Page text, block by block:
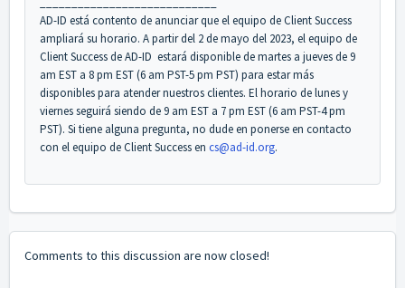
AD-ID está contento de anunciar que el equipo de Client Success
ampliará su horario. A partir del 2 de mayo del 2023, el equipo de
Client Success de AD-ID estará disponible de martes a jueves de 9
am EST a 8 pm EST (6 am PST-5 pm PST) para estar más
disponibles para atender nuestros clientes. El horario de lunes y
viernes seguirá siendo de 9 am EST a 7 pm EST (6 am PST-4 pm
PST). Si tiene alguna pregunta, no dude en ponerse en contacto
con el equipo de Client Success en cs@ad-id.org.
Comments to this discussion are now closed!